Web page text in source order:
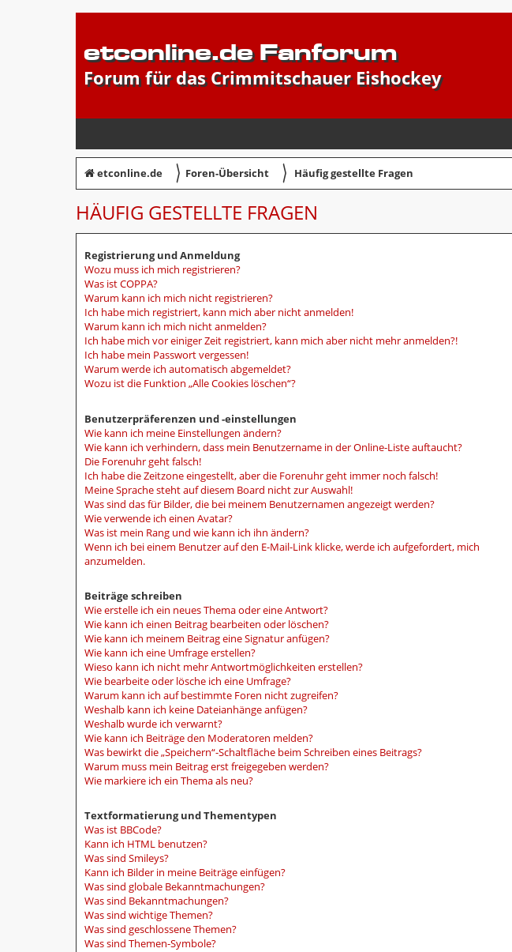
etconline.de Fanforum
Forum für das Crimmitschauer Eishockey
etconline.de 〉 Foren-Übersicht 〉 Häufig gestellte Fragen
HÄUFIG GESTELLTE FRAGEN
Registrierung und Anmeldung
Wozu muss ich mich registrieren?
Was ist COPPA?
Warum kann ich mich nicht registrieren?
Ich habe mich registriert, kann mich aber nicht anmelden!
Warum kann ich mich nicht anmelden?
Ich habe mich vor einiger Zeit registriert, kann mich aber nicht mehr anmelden?!
Ich habe mein Passwort vergessen!
Warum werde ich automatisch abgemeldet?
Wozu ist die Funktion „Alle Cookies löschen“?
Benutzerpräferenzen und -einstellungen
Wie kann ich meine Einstellungen ändern?
Wie kann ich verhindern, dass mein Benutzername in der Online-Liste auftaucht?
Die Forenuhr geht falsch!
Ich habe die Zeitzone eingestellt, aber die Forenuhr geht immer noch falsch!
Meine Sprache steht auf diesem Board nicht zur Auswahl!
Was sind das für Bilder, die bei meinem Benutzernamen angezeigt werden?
Wie verwende ich einen Avatar?
Was ist mein Rang und wie kann ich ihn ändern?
Wenn ich bei einem Benutzer auf den E-Mail-Link klicke, werde ich aufgefordert, mich
anzumelden.
Beiträge schreiben
Wie erstelle ich ein neues Thema oder eine Antwort?
Wie kann ich einen Beitrag bearbeiten oder löschen?
Wie kann ich meinem Beitrag eine Signatur anfügen?
Wie kann ich eine Umfrage erstellen?
Wieso kann ich nicht mehr Antwortmöglichkeiten erstellen?
Wie bearbeite oder lösche ich eine Umfrage?
Warum kann ich auf bestimmte Foren nicht zugreifen?
Weshalb kann ich keine Dateianhänge anfügen?
Weshalb wurde ich verwarnt?
Wie kann ich Beiträge den Moderatoren melden?
Was bewirkt die „Speichern“-Schaltfläche beim Schreiben eines Beitrags?
Warum muss mein Beitrag erst freigegeben werden?
Wie markiere ich ein Thema als neu?
Textformatierung und Thementypen
Was ist BBCode?
Kann ich HTML benutzen?
Was sind Smileys?
Kann ich Bilder in meine Beiträge einfügen?
Was sind globale Bekanntmachungen?
Was sind Bekanntmachungen?
Was sind wichtige Themen?
Was sind geschlossene Themen?
Was sind Themen-Symbole?